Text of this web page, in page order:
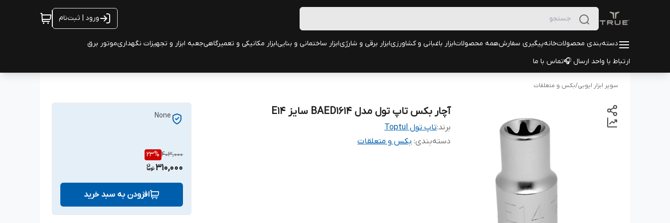
ورود | ثبت‌نام
دسته‌بندی محصولاتخانهپیگیری سفارشهمه محصولاتابزار باغبانی و کشاورزیابزار برقی و شارژیابزار ساختمانی و بناییابزار مکانیکی و تعمیرگاهیجعبه ابزار و تجهیزات نگهداریموتور برق
ارتباط با واحد ارسال 🎧تماس با ما
سوپر ابزار ایوبی/بکس و متعلقات
آچار بکس تاپ تول مدل BAED1614 سایز E14
برند:تاپ تول Toptul
دسته‌بندی: بکس و متعلقات
None
403,000
23%
310,000
افزودن به سبد خرید